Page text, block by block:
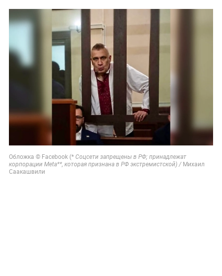
Обложка © Facebook (* Соцсети запрещены в РФ; принадлежат
корпорации Meta**, которая признана в РФ экстремистской) / Михаил
Саакашвили